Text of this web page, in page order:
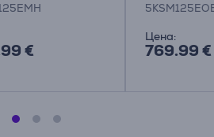
€
Цена:
769.99 €